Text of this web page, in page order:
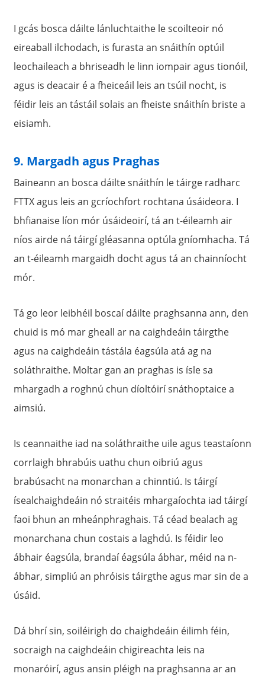
I gcás bosca dáilte lánluchtaithe le scoilteoir nó
eireaball ilchodach, is furasta an snáithín optúil
leochaileach a bhriseadh le linn iompair agus tionóil,
agus is deacair é a fheiceáil leis an tsúil nocht, is
féidir leis an tástáil solais an fheiste snáithín briste a
eisiamh.
9. Margadh agus Praghas
Baineann an bosca dáilte snáithín le táirge radharc
FTTX agus leis an gcríochfort rochtana úsáideora. I
bhfianaise líon mór úsáideoirí, tá an t-éileamh air
níos airde ná táirgí gléasanna optúla gníomhacha. Tá
an t-éileamh margaidh docht agus tá an chainníocht
mór.
Tá go leor leibhéil boscaí dáilte praghsanna ann, den
chuid is mó mar gheall ar na caighdeáin táirgthe
agus na caighdeáin tástála éagsúla atá ag na
soláthraithe. Moltar gan an praghas is ísle sa
mhargadh a roghnú chun díoltóirí snáthoptaice a
aimsiú.
Is ceannaithe iad na soláthraithe uile agus teastaíonn
corrlaigh bhrabúis uathu chun oibriú agus
brabúsacht na monarchan a chinntiú. Is táirgí
ísealchaighdeáin nó straitéis mhargaíochta iad táirgí
faoi bhun an mheánphraghais. Tá céad bealach ag
monarchana chun costais a laghdú. Is féidir leo
ábhair éagsúla, brandaí éagsúla ábhar, méid na n-
ábhar, simpliú an phróisis táirgthe agus mar sin de a
úsáid.
Dá bhrí sin, soiléirigh do chaighdeáin éilimh féin,
socraigh na caighdeáin chigireachta leis na
monaróirí, agus ansin pléigh na praghsanna ar an